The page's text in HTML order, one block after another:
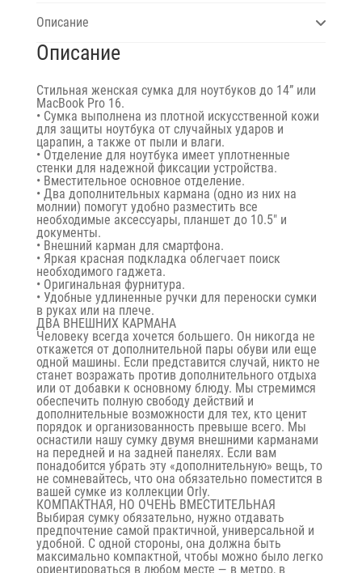
Описание
Описание
Стильная женская сумка для ноутбуков до 14” или
MacBook Pro 16.
• Сумка выполнена из плотной искусственной кожи
для защиты ноутбука от случайных ударов и
царапин, а также от пыли и влаги.
• Отделение для ноутбука имеет уплотненные
стенки для надежной фиксации устройства.
• Вместительное основное отделение.
• Два дополнительных кармана (одно из них на
молнии) помогут удобно разместить все
необходимые аксессуары, планшет до 10.5″ и
документы.
• Внешний карман для смартфона.
• Яркая красная подкладка облегчает поиск
необходимого гаджета.
• Оригинальная фурнитура.
• Удобные удлиненные ручки для переноски сумки
в руках или на плече.
ДВА ВНЕШНИХ КАРМАНА
Человеку всегда хочется большего. Он никогда не
откажется от дополнительной пары обуви или еще
одной машины. Если представится случай, никто не
станет возражать против дополнительного отдыха
или от добавки к основному блюду. Мы стремимся
обеспечить полную свободу действий и
дополнительные возможности для тех, кто ценит
порядок и организованность превыше всего. Мы
оснастили нашу сумку двумя внешними карманами
на передней и на задней панелях. Если вам
понадобится убрать эту «дополнительную» вещь, то
не сомневайтесь, что она обязательно поместится в
вашей сумке из коллекции Orly.
КОМПАКТНАЯ, НО ОЧЕНЬ ВМЕСТИТЕЛЬНАЯ
Выбирая сумку обязательно, нужно отдавать
предпочтение самой практичной, универсальной и
удобной. С одной стороны, она должна быть
максимально компактной, чтобы можно было легко
ориентироваться в любом месте — в метро, в